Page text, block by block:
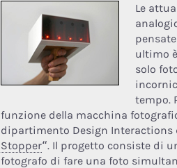
Le
ultimo
solo
tempo.
funzione della macchina
dipartimento Design Interactions
Stopper“. Il progetto consiste di
fotografo di fare una foto